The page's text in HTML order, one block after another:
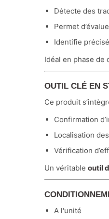
Détecte des
Permet
Identifie
Idéal en phase de
OUTIL CLÉ EN
Ce produit
Confirmation
Localisation
Vérification
Un véritable outil
A l'unité